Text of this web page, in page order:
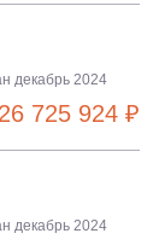
декабрь 2024
26 725 924 ₽
декабрь 2024